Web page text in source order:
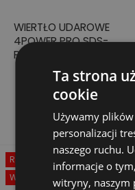
WIERTŁO UDAROWE
4POWER PRO SDS-
PLUS, 8,0X900/950
Cena
205,07 zł
Dodaj do koszyka
Rabat
Wyprzedaż!
Ta strona
cookie
Używamy
personalizacji
naszego ruchu.
informacje o
witryny, naszym